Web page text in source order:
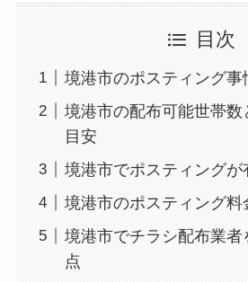
目次
境港市のポスティング事
境港市の配布可能世帯数
目安
境港市でポスティングが
境港市のポスティング料
境港市でチラシ配布業者
点